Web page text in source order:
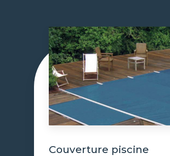
Couverture piscine